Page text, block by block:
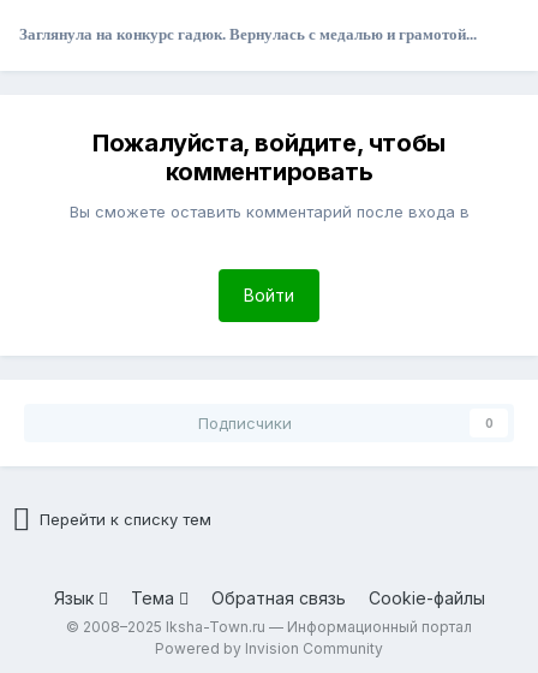
Заглянула на конкурс гадюк. Вернулась с медалью и грамотой...
Пожалуйста, войдите, чтобы
комментировать
Вы сможете оставить комментарий после входа в
Войти
Подписчики 0
Перейти к списку тем
Язык Тема Обратная связь Cookie-файлы
© 2008–2025 Iksha-Town.ru — Информационный портал
Powered by Invision Community